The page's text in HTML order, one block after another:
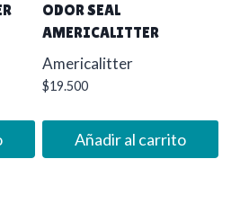
ODOR SEAL
AMERICALITTER
Americalitter
$19.500
Añadir al carrito